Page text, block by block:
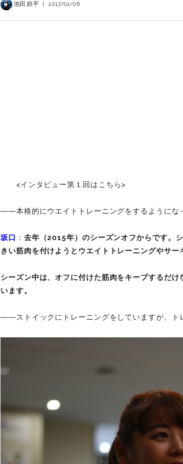
池田 鉄平 2017/01/06
<インタビュー第１回はこちら>
――本格的にウエイトトレーニングをするようにな
坂口 ： 去年（2015年）のシーズンオフからです。
きい筋肉を付けようとウエイトトレーニングやサー
シーズン中は、オフに付けた筋肉をキープするだ
います。
――ストイックにトレーニングをしていますが、ト